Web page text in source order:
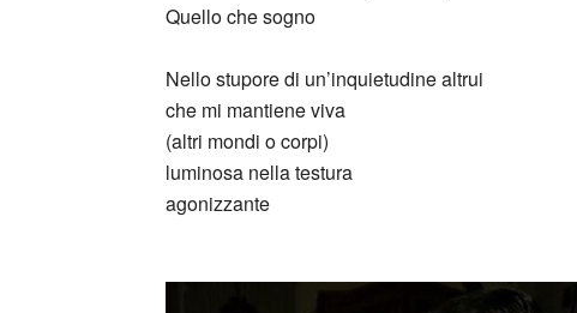
Quello che sogno
Nello stupore di un’inquietudine altrui
che mi mantiene viva
(altri mondi o corpi)
luminosa nella testura
agonizzante